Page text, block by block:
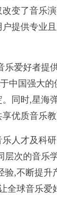
变了音乐
提供专业
爱好者提
中国强大
同时,星海
优质音乐教
人才及科研
层次的音乐
验,不断提升
全球音乐爱